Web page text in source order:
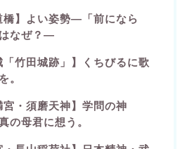
橋】よい姿勢―「前になら
なぜ？―
「竹田城跡」】くちびるに歌
。
宮・須磨天神】学問の神
母君に想う。